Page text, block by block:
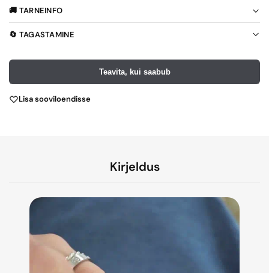
🚚 TARNEINFO
🔄 TAGASTAMINE
Teavita, kui saabub
Lisa sooviloendisse
Kirjeldus